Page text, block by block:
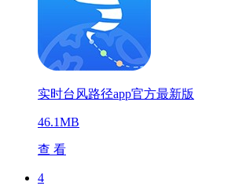
实时台风路径app官方最新版
46.1MB
查 看
4